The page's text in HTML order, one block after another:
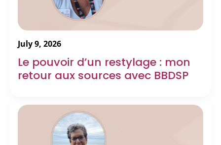
July 9, 2026
Le pouvoir d’un restylage : mon
retour aux sources avec BBDSP